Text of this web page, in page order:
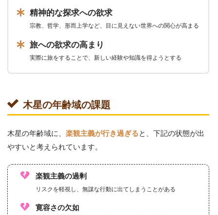
精神的な探求への欲求
宗教、哲学、形而上学など、目に見えない世界への関心が高まる
旅への欲求の高まり
実際に旅をすることで、新しい経験や知識を得ようとする
木星の年齢域の課題
木星の年齢域に、 楽観主義が行き過ぎると、下記の状態が出
やすいと考えられています。
楽観主義の過剰
リスクを軽視し、無謀な行動に出てしまうことがある
寛容さの欠如